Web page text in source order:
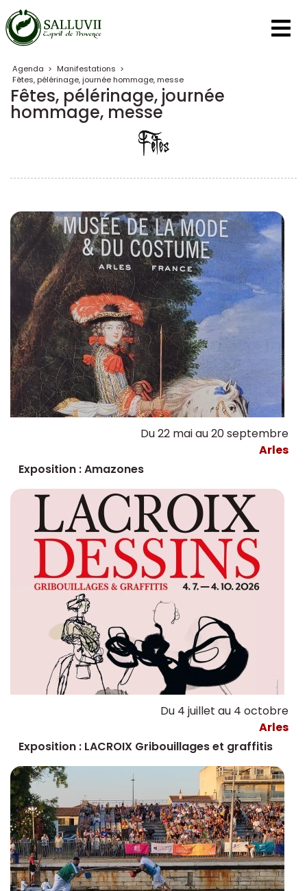
Panneau de gestion des cookies
Agenda > Manifestations >
Fêtes, pélérinage, journée hommage, messe
Fêtes, pélérinage, journée
hommage, messe
Du 22 mai au 20 septembre
Arles
Exposition : Amazones
Du 4 juillet au 4 octobre
Arles
Exposition : LACROIX Gribouillages et graffitis